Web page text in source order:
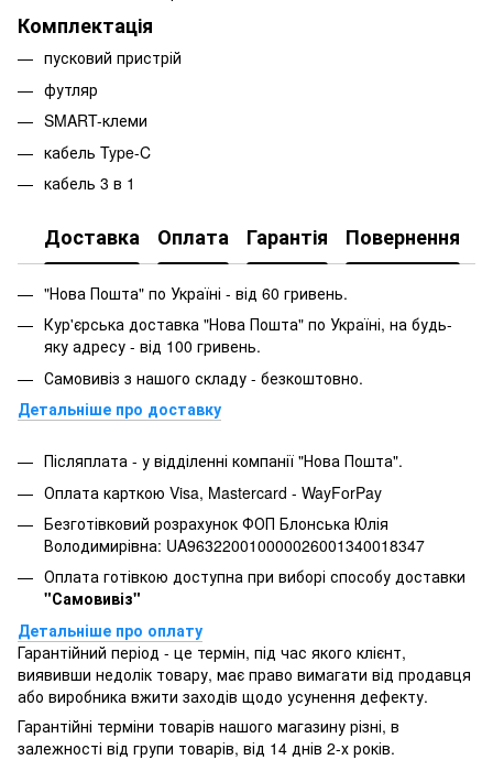
Комплектація
пусковий пристрій
футляр
SMART-клеми
кабель Type-C
кабель 3 в 1
Доставка Оплата Гарантія Повернення
"Нова Пошта" по Україні - від 60 гривень.
Кур'єрська доставка "Нова Пошта" по Україні, на будь-
яку адресу - від 100 гривень.
Самовивіз з нашого складу - безкоштовно.
Детальніше про доставку
Післяплата - у відділенні компанії "Нова Пошта".
Оплата карткою Visa, Mastercard - WayForPay
Безготівковий розрахунок ФОП Блонська Юлія
Володимирівна: UA963220010000026001340018347
Оплата готівкою доступна при виборі способу доставки
"Самовивіз"
Детальніше про оплату
Гарантійний період - це термін, під час якого клієнт,
виявивши недолік товару, має право вимагати від продавця
або виробника вжити заходів щодо усунення дефекту.
Гарантійні терміни товарів нашого магазину різні, в
залежності від групи товарів, від 14 днів 2-х років.